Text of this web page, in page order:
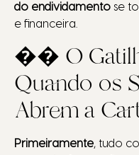
do endividamento se
e financeira.
�� O
Quando os
Abrem a
Primeiramente, tudo